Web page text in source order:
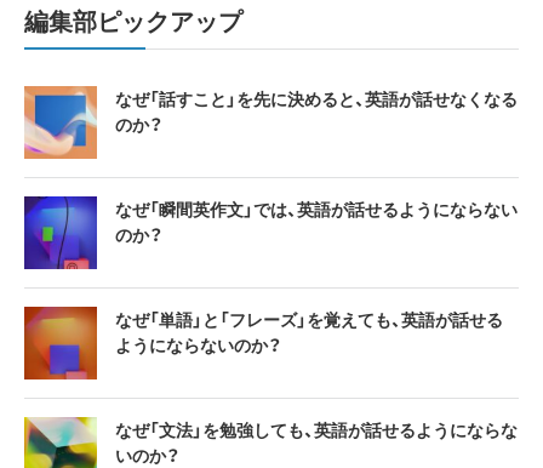
編集部ピックアップ
なぜ「話すこと」を先に決めると、英語が話せなくなる
のか？
なぜ「瞬間英作文」では、英語が話せるようにならない
のか？
なぜ「単語」と「フレーズ」を覚えても、英語が話せる
ようにならないのか？
なぜ「文法」を勉強しても、英語が話せるようにならな
いのか？